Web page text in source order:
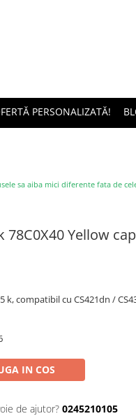
PERSONALIZATĂ!
sa aiba mici diferente fata de
Yellow
k, compatibil cu CS421dn /
IN COS
de ajutor? 0245210105